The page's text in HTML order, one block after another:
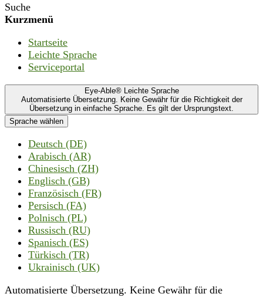
Suche
Kurzmenü
Startseite
Leichte Sprache
Serviceportal
Eye-Able® Leichte Sprache
Automatisierte Übersetzung. Keine Gewähr für die Richtigkeit der
Übersetzung in einfache Sprache. Es gilt der Ursprungstext.
Sprache wählen
Deutsch (DE)
Arabisch (AR)
Chinesisch (ZH)
Englisch (GB)
Französisch (FR)
Persisch (FA)
Polnisch (PL)
Russisch (RU)
Spanisch (ES)
Türkisch (TR)
Ukrainisch (UK)
Automatisierte Übersetzung. Keine Gewähr für die